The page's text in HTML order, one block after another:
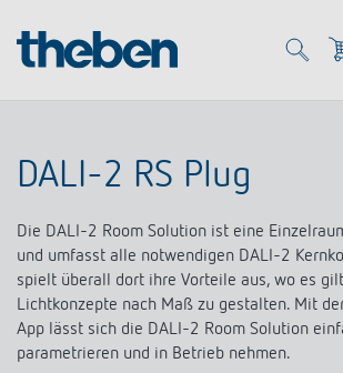
Produkte
Energy Manager
KNX
OEM
OEM-Lösungen
Lösungen
DALI-2 RS Plug
Die DALI-2 Room Solution ist eine
und umfasst alle notwendigen DALI-2
spielt überall dort ihre Vorteile aus, wo es
Lichtkonzepte nach Maß zu gestalten. Mit
App lässt sich die DALI-2 Room Solution
parametrieren und in Betrieb nehmen.